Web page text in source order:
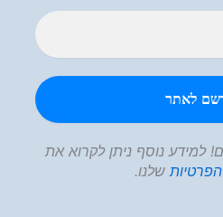
למידע נוסף ניתן לקרוא את
הפרטיותשלנו.